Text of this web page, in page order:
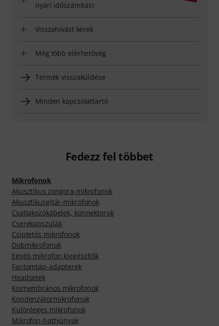
nyári időszámítás)
Visszahívást kérek
Még több elérhetőség
Termék visszaküldése
Minden kapcsolattartó
Fedezz fel többet
Mikrofonok
Akusztikus zongora-mikrofonok
Akusztikusgitár-mikrofonok
Csatlakozókábelek, konnektorok
Cserekapszulák
Csiptetős mikrofonok
Dobmikrofonok
Egyéb mikrofon kiegészítők
Fantomtáp-adapterek
Headsetek
Kismembrános mikrofonok
Kondenzátormikrofonok
Különleges mikrofonok
Mikrofon-hattyúnyak